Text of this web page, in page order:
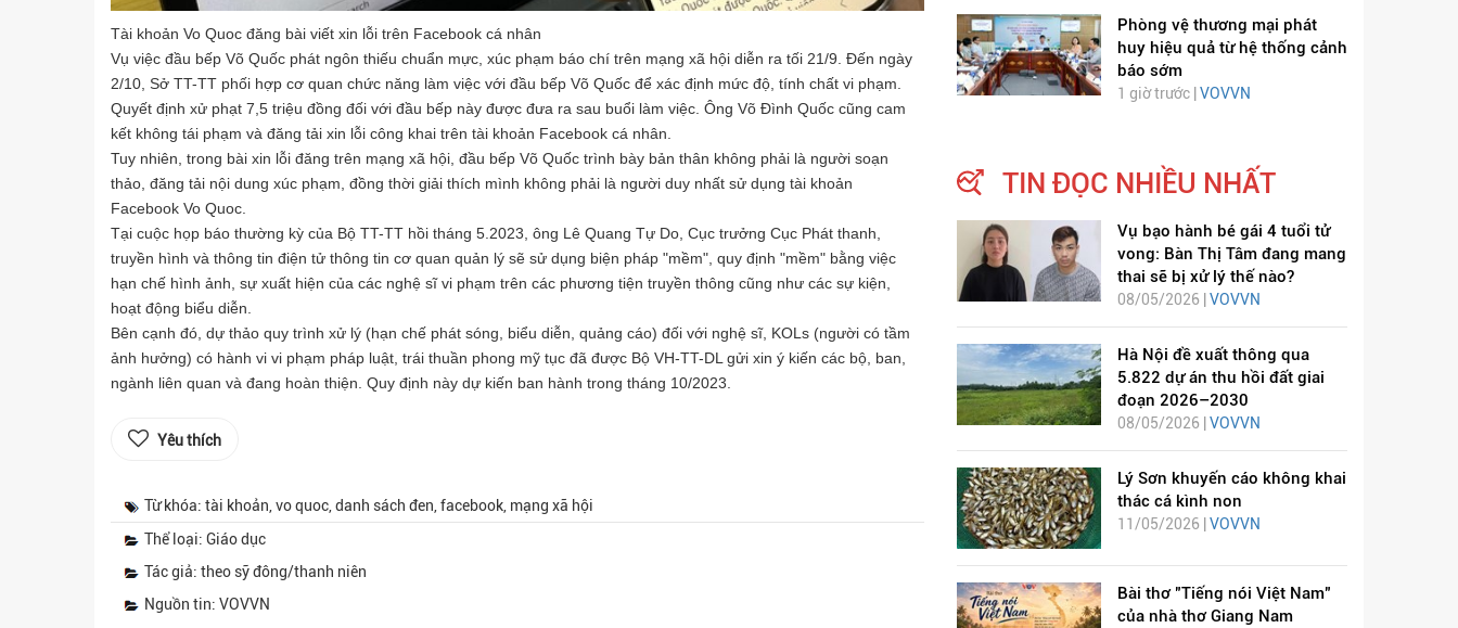
Tài khoản Vo Quoc đăng bài viết xin lỗi trên Facebook cá nhân
Vụ việc đầu bếp Võ Quốc phát ngôn thiếu chuẩn mực, xúc phạm báo chí trên mạng xã hội diễn ra tối 21/9. Đến ngày
2/10, Sở TT-TT phối hợp cơ quan chức năng làm việc với đầu bếp Võ Quốc để xác định mức độ, tính chất vi phạm.
Quyết định xử phạt 7,5 triệu đồng đối với đầu bếp này được đưa ra sau buổi làm việc. Ông Võ Đình Quốc cũng cam
kết không tái phạm và đăng tải xin lỗi công khai trên tài khoản Facebook cá nhân.
Tuy nhiên, trong bài xin lỗi đăng trên mạng xã hội, đầu bếp Võ Quốc trình bày bản thân không phải là người soạn
thảo, đăng tải nội dung xúc phạm, đồng thời giải thích mình không phải là người duy nhất sử dụng tài khoản
Facebook Vo Quoc.
Tại cuộc họp báo thường kỳ của Bộ TT-TT hồi tháng 5.2023, ông Lê Quang Tự Do, Cục trưởng Cục Phát thanh,
truyền hình và thông tin điện tử thông tin cơ quan quản lý sẽ sử dụng biện pháp "mềm", quy định "mềm" bằng việc
hạn chế hình ảnh, sự xuất hiện của các nghệ sĩ vi phạm trên các phương tiện truyền thông cũng như các sự kiện,
hoạt động biểu diễn.
Bên cạnh đó, dự thảo quy trình xử lý (hạn chế phát sóng, biểu diễn, quảng cáo) đối với nghệ sĩ, KOLs (người có tầm
ảnh hưởng) có hành vi vi phạm pháp luật, trái thuần phong mỹ tục đã được Bộ VH-TT-DL gửi xin ý kiến các bộ, ban,
ngành liên quan và đang hoàn thiện. Quy định này dự kiến ban hành trong tháng 10/2023.
Yêu thích
Từ khóa: tài khoản, vo quoc, danh sách đen, facebook, mạng xã hội
Thể loại: Giáo dục
Tác giả: theo sỹ đông/thanh niên
Nguồn tin: VOVVN
Phòng vệ thương mại phát
huy hiệu quả từ hệ thống cảnh
báo sớm
1 giờ trước | VOVVN
TIN ĐỌC NHIỀU NHẤT
Vụ bạo hành bé gái 4 tuổi tử
vong: Bàn Thị Tâm đang mang
thai sẽ bị xử lý thế nào?
08/05/2026 | VOVVN
Hà Nội đề xuất thông qua
5.822 dự án thu hồi đất giai
đoạn 2026–2030
08/05/2026 | VOVVN
Lý Sơn khuyến cáo không khai
thác cá kình non
11/05/2026 | VOVVN
Bài thơ "Tiếng nói Việt Nam"
của nhà thơ Giang Nam